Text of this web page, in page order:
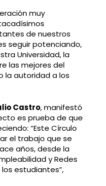
muy
de nuestros
seguir potenciando,
Universidad, la
las mejores del
la autoridad a los
Castro, manifestó
es prueba de que
“Este Círculo
el trabajo que se
años, desde la
y Redes
los estudiantes”,